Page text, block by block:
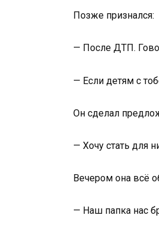
Позже признался:
— После ДТП.
— Если детям с
Он сделал
— Хочу стать для
Вечером она всё
— Наш папка нас